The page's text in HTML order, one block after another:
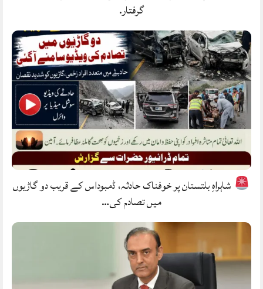
گرفتار.
شاہراہِ بلتستان پر خوفناک حادثہ، ڈمبوداس کے قریب دو گاڑیوں
میں تصادم کی…